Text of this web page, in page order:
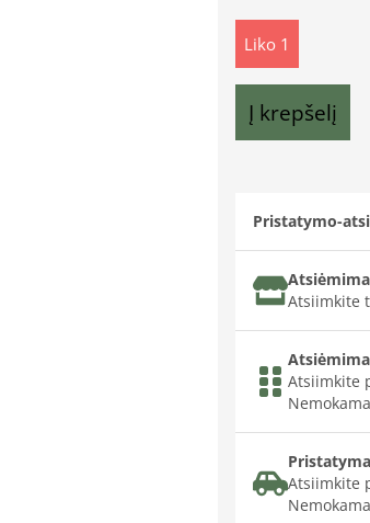
Liko 1
Į krepšelį
Pristatymo-
Atsiimkite
Atsiimkite
Atsiimkite